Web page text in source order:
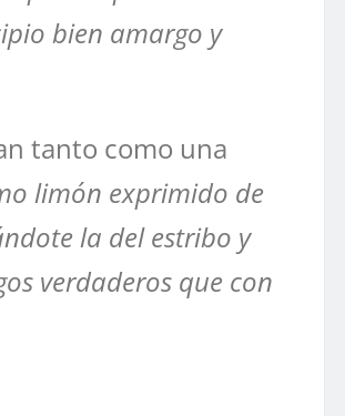
bien amargo y
tanto como una
limón exprimido de
la del estribo y
verdaderos que con